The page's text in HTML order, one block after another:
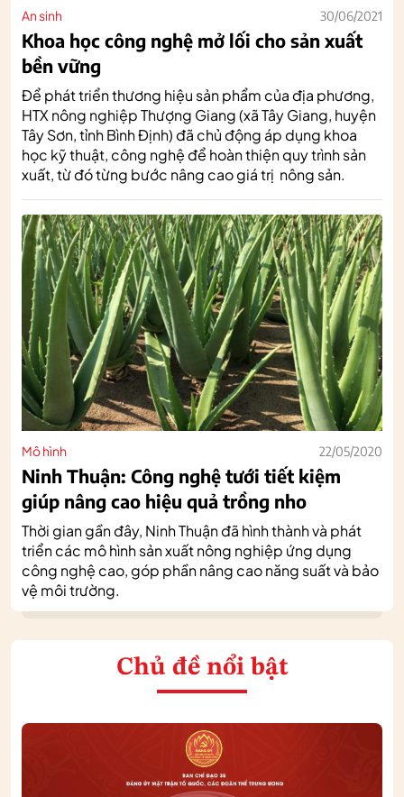
An sinh 30/06/2021
Khoa học công nghệ mở lối cho sản xuất
bền vững
Để phát triển thương hiệu sản phẩm của địa phương,
HTX nông nghiệp Thượng Giang (xã Tây Giang, huyện
Tây Sơn, tỉnh Bình Định) đã chủ động áp dụng khoa
học kỹ thuật, công nghệ để hoàn thiện quy trình sản
xuất, từ đó từng bước nâng cao giá trị nông sản.
Mô hình 22/05/2020
Ninh Thuận: Công nghệ tưới tiết kiệm
giúp nâng cao hiệu quả trồng nho
Thời gian gần đây, Ninh Thuận đã hình thành và phát
triển các mô hình sản xuất nông nghiệp ứng dụng
công nghệ cao, góp phần nâng cao năng suất và bảo
vệ môi trường.
Chủ đề nổi bật